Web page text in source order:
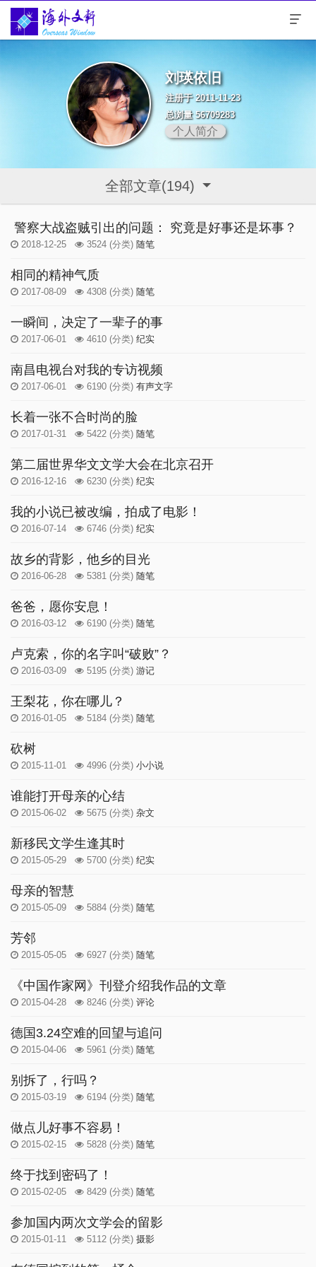
刘瑛依旧
注册于 2011-11-23
总浏量 56709283
个人简介
全部文章(194)
警察大战盗贼引出的问题： 究竟是好事还是坏事？
2018-12-25 3524 (分类) 随笔
相同的精神气质
2017-08-09 4308 (分类) 随笔
一瞬间，决定了一辈子的事
2017-06-01 4610 (分类) 纪实
南昌电视台对我的专访视频
2017-06-01 6190 (分类) 有声文字
长着一张不合时尚的脸
2017-01-31 5422 (分类) 随笔
第二届世界华文文学大会在北京召开
2016-12-16 6230 (分类) 纪实
我的小说已被改编，拍成了电影！
2016-07-14 6746 (分类) 纪实
故乡的背影，他乡的目光
2016-06-28 5381 (分类) 随笔
爸爸，愿你安息！
2016-03-12 6190 (分类) 随笔
卢克索，你的名字叫“破败”？
2016-03-09 5195 (分类) 游记
王梨花，你在哪儿？
2016-01-05 5184 (分类) 随笔
砍树
2015-11-01 4996 (分类) 小小说
谁能打开母亲的心结
2015-06-02 5675 (分类) 杂文
新移民文学生逢其时
2015-05-29 5700 (分类) 纪实
母亲的智慧
2015-05-09 5884 (分类) 随笔
芳邻
2015-05-05 6927 (分类) 随笔
《中国作家网》刊登介绍我作品的文章
2015-04-28 8246 (分类) 评论
德国3.24空难的回望与追问
2015-04-06 5961 (分类) 随笔
别拆了，行吗？
2015-03-19 6194 (分类) 随笔
做点儿好事不容易！
2015-02-15 5828 (分类) 随笔
终于找到密码了！
2015-02-05 8429 (分类) 随笔
参加国内两次文学会的留影
2015-01-11 5112 (分类) 摄影